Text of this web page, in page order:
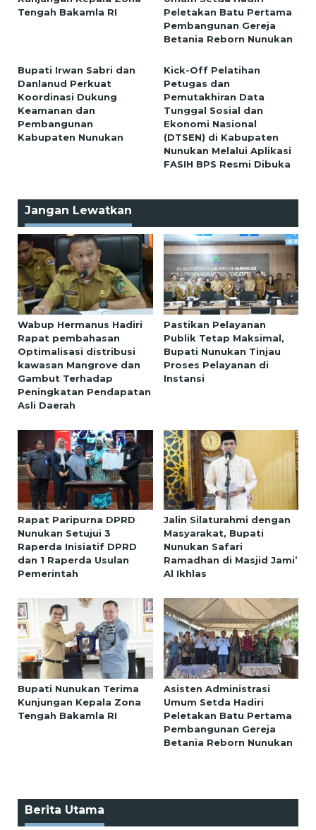
Tengah Bakamla RI
Peletakan Batu Pertama
Pembangunan Gereja
Betania Reborn Nunukan
Bupati Irwan Sabri dan
Danlanud Perkuat
Koordinasi Dukung
Keamanan dan
Pembangunan
Kabupaten Nunukan
Kick-Off Pelatihan
Petugas dan
Pemutakhiran Data
Tunggal Sosial dan
Ekonomi Nasional
(DTSEN) di Kabupaten
Nunukan Melalui Aplikasi
FASIH BPS Resmi Dibuka
Jangan Lewatkan
Wabup Hermanus Hadiri
Rapat pembahasan
Optimalisasi distribusi
kawasan Mangrove dan
Gambut Terhadap
Peningkatan Pendapatan
Asli Daerah
Pastikan Pelayanan
Publik Tetap Maksimal,
Bupati Nunukan Tinjau
Proses Pelayanan di
Instansi
Rapat Paripurna DPRD
Nunukan Setujui 3
Raperda Inisiatif DPRD
dan 1 Raperda Usulan
Pemerintah
Jalin Silaturahmi dengan
Masyarakat, Bupati
Nunukan Safari
Ramadhan di Masjid Jami’
Al Ikhlas
Bupati Nunukan Terima
Kunjungan Kepala Zona
Tengah Bakamla RI
Asisten Administrasi
Umum Setda Hadiri
Peletakan Batu Pertama
Pembangunan Gereja
Betania Reborn Nunukan
Berita Utama